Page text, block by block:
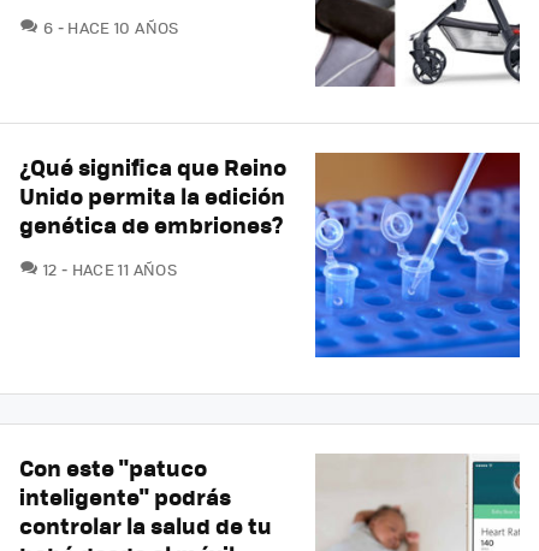
6 COMENTARIOS
HACE 10 AÑOS
¿Qué significa que Reino
Unido permita la edición
genética de embriones?
12 COMENTARIOS
HACE 11 AÑOS
Con este "patuco
inteligente" podrás
controlar la salud de tu